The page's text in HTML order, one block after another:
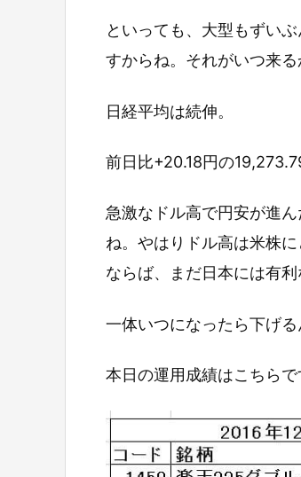
といっても、大型もずい
すからね。それがいつ来る
日経平均は続伸。
前日比+20.18円の
急激なドル高で円安が進
ね。やはりドル高は米株
ならば、まだ日本には有
一体いつになったら下げる
本日の運用成績はこちらで